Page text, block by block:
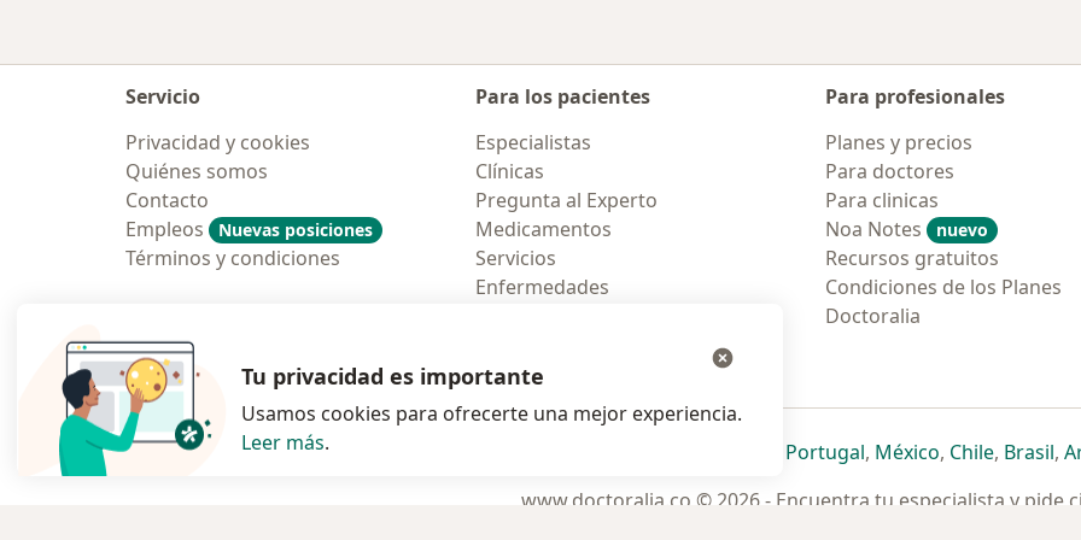
Servicio
Privacidad y cookies
Quiénes somos
Contacto
Empleos
Nuevas posiciones
Términos y condiciones
Para los pacientes
Especialistas
Clínicas
Pregunta al Experto
Medicamentos
Servicios
Enfermedades
Para profesionales
Planes y precios
Para doctores
Para clinicas
Noa Notes
nuevo
Recursos gratuitos
Condiciones de los Planes
Doctoralia
Polska se abre en una nueva pestaña
se abre en una nueva pestaña
se abre en una nueva pestaña
se abre en una nueva pestaña
Portugalse abre en una nueva
, Méxicose abre en una
, Chilese abre
, Brasilse
,
www.doctoralia.co © 2026 - Encuentra tu especialista y pide
Tu privacidad es importante
Usamos cookies para ofrecerte una mejor experiencia.
Leer más.